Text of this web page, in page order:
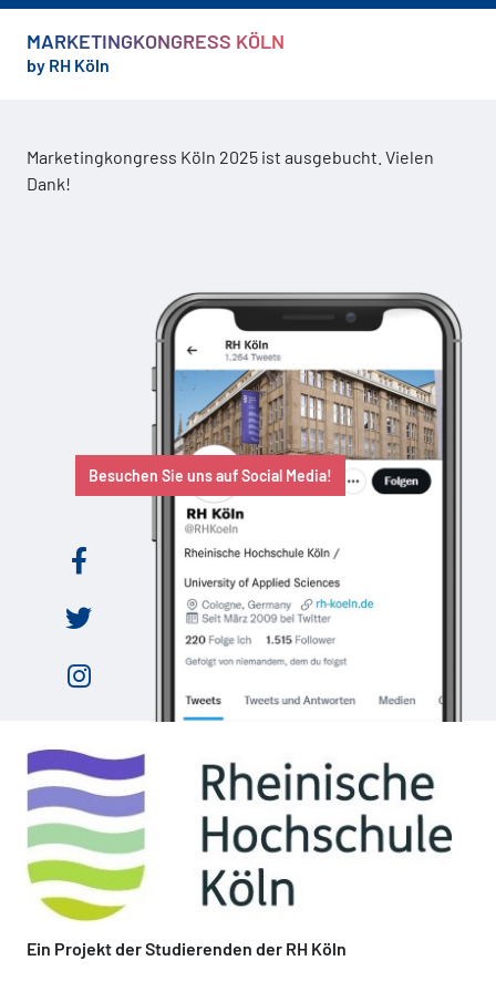
MARKETINGKONGRESS KÖLN
by RH Köln
Marketingkongress Köln 2025 ist ausgebucht. Vielen
Dank!
Besuchen Sie uns auf Social Media!
Ein Projekt der Studierenden der RH Köln